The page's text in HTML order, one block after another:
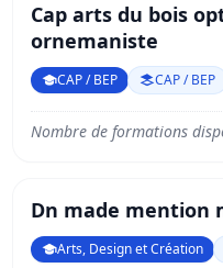
Cap arts du bois
ornemaniste
CAP / BEP CAP / BEP
Nombre de formations
Dn made mention
Arts, Design et Création